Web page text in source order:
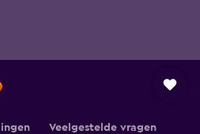
Veelgestelde vragen